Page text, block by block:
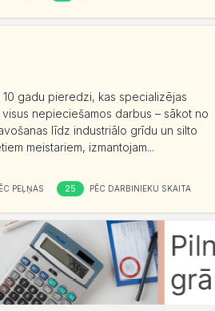
10 gadu pieredzi, kas specializējas
nepieciešamos darbus – sākot no
līdz industriālo grīdu un silto
meistariem, izmantojam...
PEĻŅAS 25 PĒC DARBINIEKU SKAITA